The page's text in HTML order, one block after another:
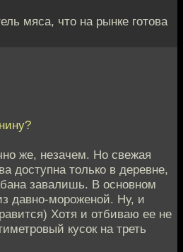
мяса, что на рынке готова
же, незачем. Но свежая
доступна только в деревне,
завалишь. В основном
давно-мороженой. Ну, и
Хотя и отбиваю ее не
кусок на треть